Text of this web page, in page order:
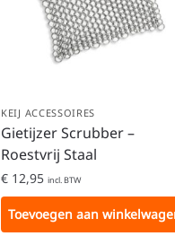
KEIJ ACCESSOIRES
Gietijzer Scrubber –
Roestvrij Staal
€ 12,95 incl. BTW
Toevoegen aan